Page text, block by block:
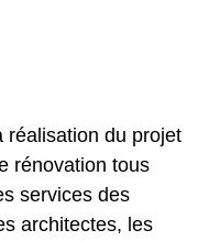
réalisation du projet
rénovation tous
services des
architectes, les